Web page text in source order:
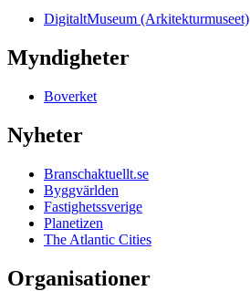
DigitaltMuseum (Arkitekturmuseet)
Myndigheter
Boverket
Nyheter
Branschaktuellt.se
Byggvärlden
Fastighetssverige
Planetizen
The Atlantic Cities
Organisationer